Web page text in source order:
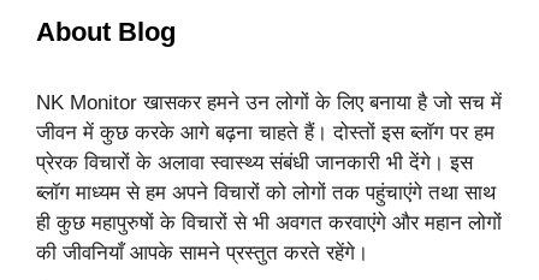
About Blog
NK Monitor खासकर हमने उन लोगों के लिए बनाया है जो सच में
जीवन में कुछ करके आगे बढ़ना चाहते हैं। दोस्तों इस ब्लॉग पर हम
प्रेरक विचारों के अलावा स्वास्थ्य संबंधी जानकारी भी देंगे। इस
ब्लॉग माध्यम से हम अपने विचारों को लोगों तक पहुंचाएंगे तथा साथ
ही कुछ महापुरुषों के विचारों से भी अवगत करवाएंगे और महान लोगों
की जीवनियाँ आपके सामने प्रस्तुत करते रहेंगे।